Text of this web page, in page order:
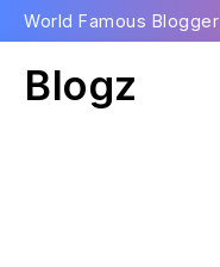
World Famous Blogger
Blogz